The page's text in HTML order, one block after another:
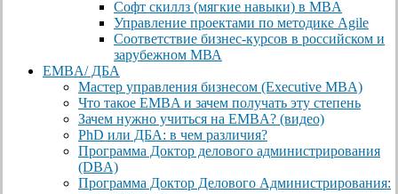
Софт скиллз (мягкие навыки) в MBA
Управление проектами по методике Agile
Соответствие бизнес-курсов в российском и
зарубежном МВА
EMBA/ ДБA
Мастер управления бизнесом (Executive MBA)
Что такое EMBA и зачем получать эту степень
Зачем нужно учиться на EMBA? (видео)
PhD или ДБА: в чем различия?
Программа Доктор делового администрирования
(DBА)
Программа Доктор Делового Администрирования: